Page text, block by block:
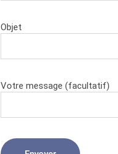
Objet
Votre message (facultatif)